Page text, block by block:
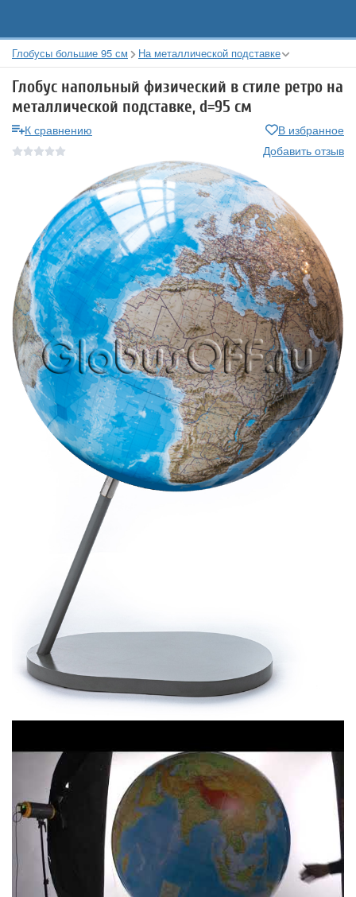
Глобусы большие 95 см На металлической подставке
Глобус напольный физический в стиле ретро на
металлической подставке, d=95 см
К сравнению
В избранное
Добавить отзыв